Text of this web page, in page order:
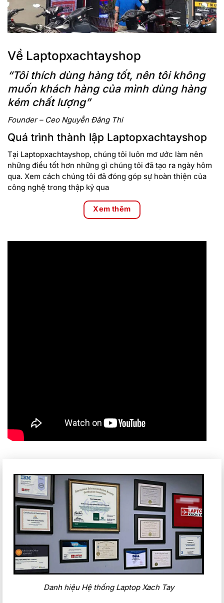
Độ tin cậy để cộng tác ở mọi nơi
Trí tuệ nhân tạo cải thiện chất lượng âm thanh và giọng nói,
đồng thời điều chỉnh cho phù hợp với các môi trường khác
của những người tham gia cuộc gọi của bạn.
Về Laptopxachtayshop
“Tôi thích dùng hàng tốt, nên tôi không
muốn khách hàng của mình dùng hàng
kém chất lượng”
Founder – Ceo Nguyễn Đăng Thi
Quá trình thành lập Laptopxachtayshop
Tại Laptopxachtayshop, chúng tôi luôn mơ ước làm nên
những điều tốt hơn những gì chúng tôi đã tạo ra ngày hôm
qua. Xem cách chúng tôi đã đóng góp sự hoàn thiện của
công nghệ trong thập kỷ qua
Xem thêm
Danh hiệu Hệ thống Laptop Xach Tay